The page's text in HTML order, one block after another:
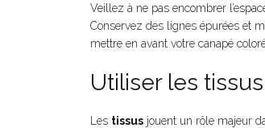
Veillez à ne pas encombrer
Conservez des lignes épurées et
mettre en avant votre canapé
Utiliser les
Les tissus jouent un rôle majeur